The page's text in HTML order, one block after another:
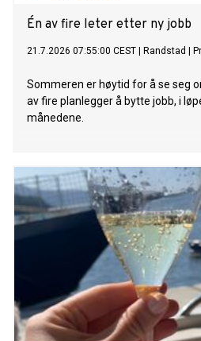
Én av fire leter etter ny jobb
21.7.2026 07:55:00 CEST Randstad
Sommeren er høytid for å se seg
av fire planlegger å bytte jobb, i
månedene.